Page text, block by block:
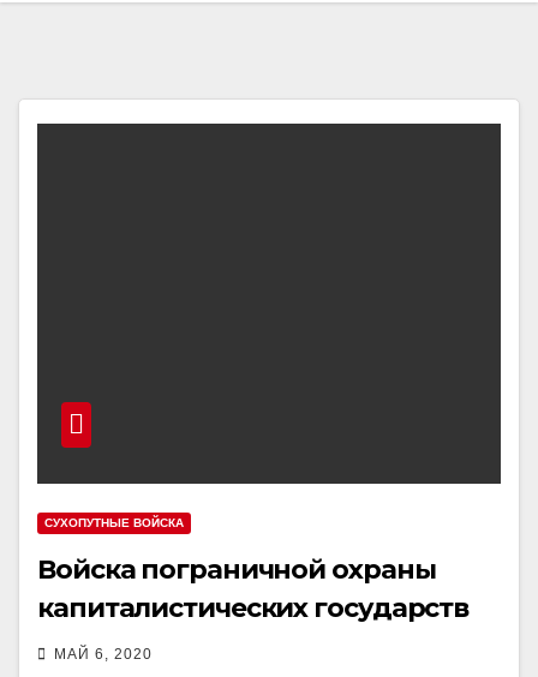
СУХОПУТНЫЕ ВОЙСКА
Войска пограничной охраны
капиталистических государств
МАЙ 6, 2020